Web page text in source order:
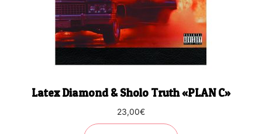
Latex Diamond & Sholo Truth «PLAN C»
23,00€